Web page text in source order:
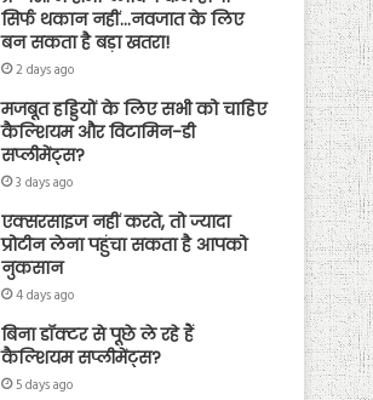
सिर्फ थकान नहीं…नवजात के लिए
बन सकता है बड़ा खतरा!
2 days ago
मजबूत हड्डियों के लिए सभी को चाहिए
कैल्शियम और विटामिन-डी
सप्लीमेंट्स?
3 days ago
एक्सरसाइज नहीं करते, तो ज्यादा
प्रोटीन लेना पहुंचा सकता है आपको
नुकसान
4 days ago
बिना डॉक्टर से पूछे ले रहे हैं
कैल्शियम सप्लीमेंट्स?
5 days ago